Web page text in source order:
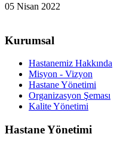
05 Nisan 2022
Kurumsal
Hastanemiz Hakkında
Misyon - Vizyon
Hastane Yönetimi
Organizasyon Şeması
Kalite Yönetimi
Hastane Yönetimi